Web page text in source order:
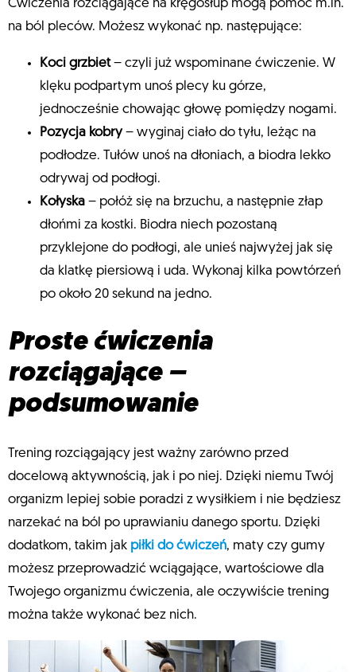
Ćwiczenia rozciągające na kręgosłup mogą pomóc m.in.
na ból pleców. Możesz wykonać np. następujące:
Koci grzbiet– czyli już wspominane ćwiczenie. W
klęku podpartym unoś plecy ku górze,
jednocześnie chowając głowę pomiędzy nogami.
Pozycja kobry– wyginaj ciało do tyłu, leżąc na
podłodze. Tułów unoś na dłoniach, a biodra lekko
odrywaj od podłogi.
Kołyska – połóż się na brzuchu, a następnie złap
dłońmi za kostki. Biodra niech pozostaną
przyklejone do podłogi, ale unieś najwyżej jak się
da klatkę piersiową i uda. Wykonaj kilka powtórzeń
po około 20 sekund na jedno.
Proste ćwiczenia
rozciągające –
podsumowanie
Trening rozciągający jest ważny zarówno przed
docelową aktywnością, jak i po niej. Dzięki niemu Twój
organizm lepiej sobie poradzi z wysiłkiem i nie będziesz
narzekać na ból po uprawianiu danego sportu. Dzięki
dodatkom, takim jak piłki do ćwiczeń, maty czy gumy
możesz przeprowadzić wciągające, wartościowe dla
Twojego organizmu ćwiczenia, ale oczywiście trening
można także wykonać bez nich.